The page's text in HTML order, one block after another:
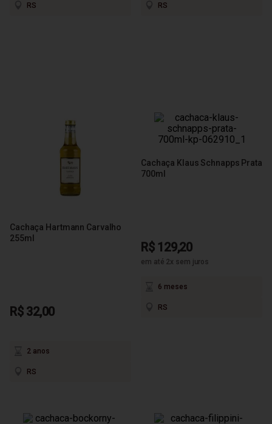
RS RS
Cachaça Hartmann Carvalho
255ml
R$ 32,00
2 anos
RS
Cachaça Klaus Schnapps Prata
700ml
R$ 129,20
em até 2x sem juros
6 meses
RS